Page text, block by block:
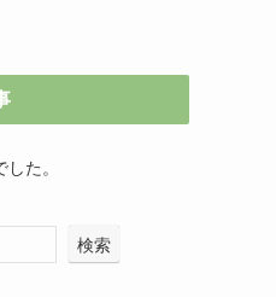
た。
検索